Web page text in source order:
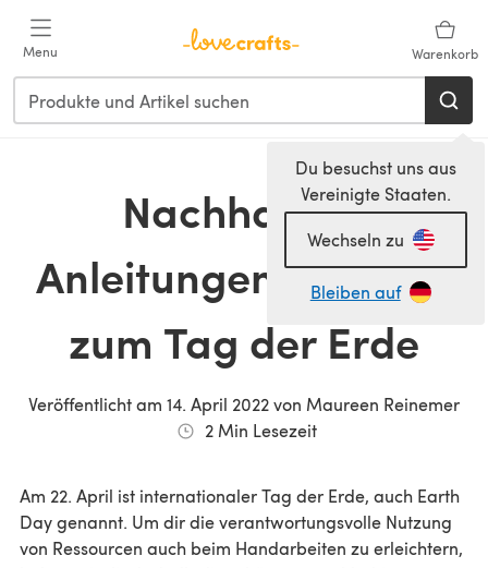
Menu Warenkorb
Du besuchst uns aus
Vereinigte Staaten.
Wechseln zu
Bleiben auf
Nachhaltige
Anleitungen & Garne
zum Tag der Erde
Veröffentlicht am 14. April 2022von Maureen Reinemer
2 Min Lesezeit
Am 22. April ist internationaler Tag der Erde, auch Earth
Day genannt. Um dir die verantwortungsvolle Nutzung
von Ressourcen auch beim Handarbeiten zu erleichtern,